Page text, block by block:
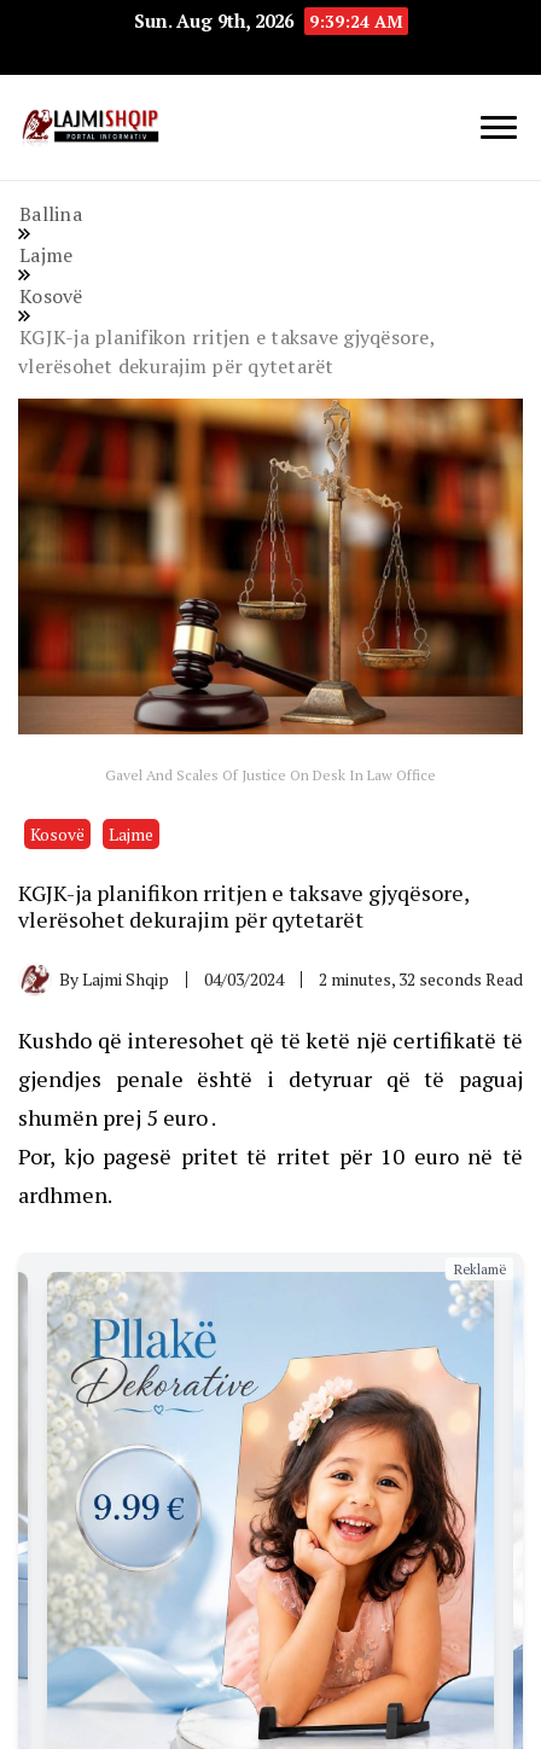
Sun. Aug 9th, 2026 9:39:25 AM
Ballina
Lajme
Kosovë
KGJK-ja planifikon rritjen e taksave gjyqësore,
vlerësohet dekurajim për qytetarët
Gavel And Scales Of Justice On Desk In Law Office
Kosovë Lajme
KGJK-ja planifikon rritjen e taksave gjyqësore,
vlerësohet dekurajim për qytetarët
ByLajmi Shqip 04/03/2024 2 minutes, 32 seconds Read
Kushdo që interesohet që të ketë një certifikatë të
gjendjes penale është i detyruar që të paguaj
shumën prej 5 euro .
Por, kjo pagesë pritet të rritet për 10 euro në të
ardhmen.
Reklamë